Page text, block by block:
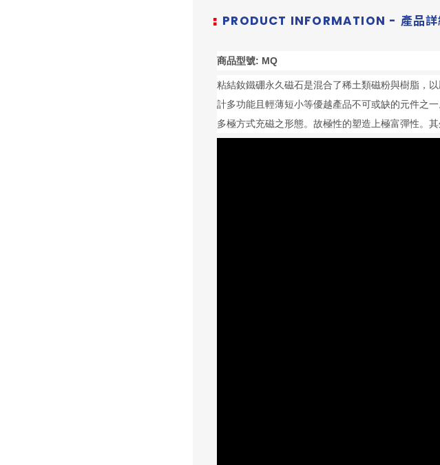
PRODUCT INFORMATION - 產品詳
商品型號: MQ
粘結釹鐵硼永久磁石是混合了稀土類磁粉與樹脂，
計多功能且輕薄短小等優越產品不可或缺的元件之
多極方式充磁之形態。故極性的塑造上極富彈性。